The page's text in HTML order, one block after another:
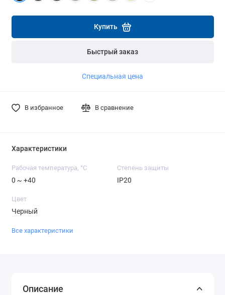
Купить
Быстрый заказ
Специальная цена
В избранное В сравнение
Характеристики
Рабочая температура, °C
0 ~ +40
Степень защиты
IP20
Цвет
Черный
Все характеристики
Описание